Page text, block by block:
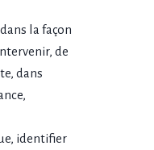
dans la façon
de
dans
identifier